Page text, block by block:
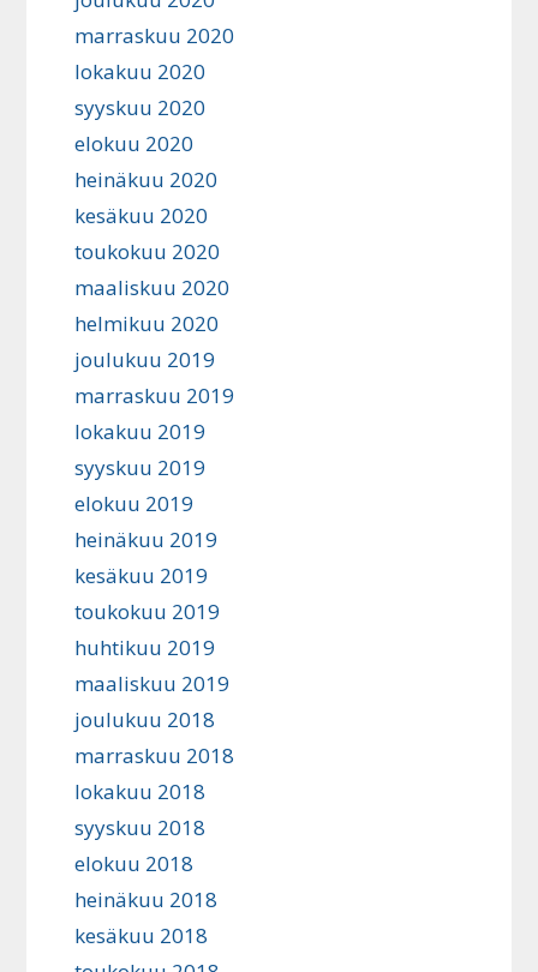
marraskuu 2020
lokakuu 2020
syyskuu 2020
elokuu 2020
heinäkuu 2020
kesäkuu 2020
toukokuu 2020
maaliskuu 2020
helmikuu 2020
joulukuu 2019
marraskuu 2019
lokakuu 2019
syyskuu 2019
elokuu 2019
heinäkuu 2019
kesäkuu 2019
toukokuu 2019
huhtikuu 2019
maaliskuu 2019
joulukuu 2018
marraskuu 2018
lokakuu 2018
syyskuu 2018
elokuu 2018
heinäkuu 2018
kesäkuu 2018